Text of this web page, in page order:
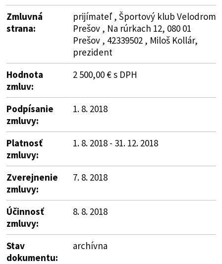
Zmluvná
strana:
prijímateľ , Športový klub Velodrom
Prešov , Na rúrkach 12, 080 01
Prešov , 42339502 , Miloš Kollár,
prezident
Hodnota
zmluv:
2 500,00 € s DPH
Podpísanie
zmluvy:
1. 8. 2018
Platnosť
zmluvy:
1. 8. 2018 - 31. 12. 2018
Zverejnenie
zmluvy:
7. 8. 2018
Účinnosť
zmluvy:
8. 8. 2018
Stav
dokumentu:
archívna